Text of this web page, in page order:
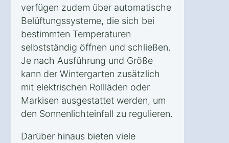
verfügen zudem über automatische
Belüftungssysteme, die sich bei
bestimmten Temperaturen
selbstständig öffnen und schließen.
Je nach Ausführung und Größe
kann der Wintergarten zusätzlich
mit elektrischen Rollläden oder
Markisen ausgestattet werden, um
den Sonnenlichteinfall zu regulieren.
Darüber hinaus bieten viele